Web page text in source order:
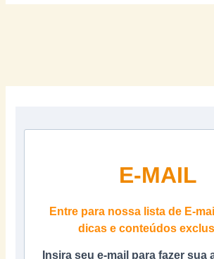
E-MAIL
Entre para nossa lista de E-
dicas e conteúdos
Insira seu e-mail para fazer sua